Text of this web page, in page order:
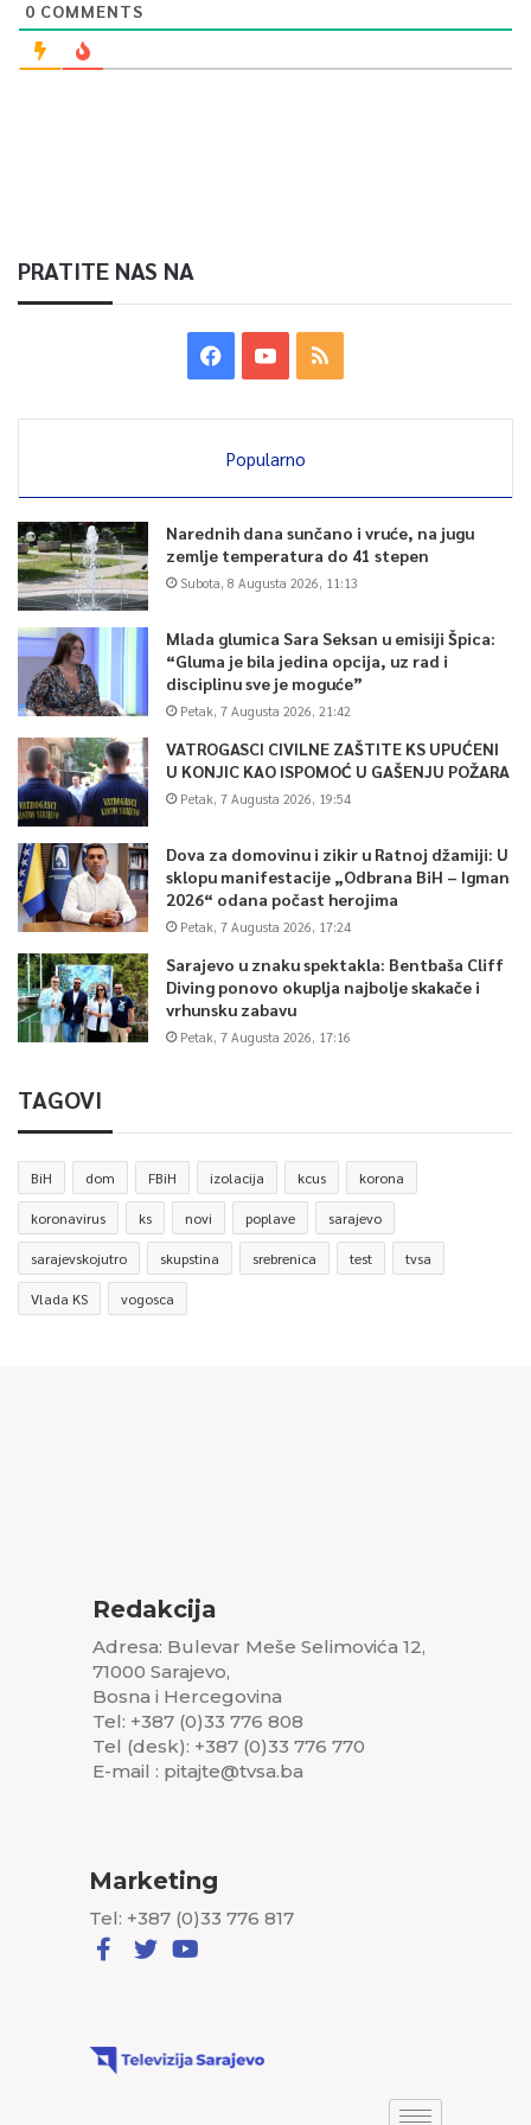
0 COMMENTS
PRATITE NAS NA
Popularno
Narednih dana sunčano i vruće, na jugu
zemlje temperatura do 41 stepen
Subota, 8 Augusta 2026, 11:13
Mlada glumica Sara Seksan u emisiji Špica:
“Gluma je bila jedina opcija, uz rad i
disciplinu sve je moguće”
Petak, 7 Augusta 2026, 21:42
VATROGASCI CIVILNE ZAŠTITE KS UPUĆENI
U KONJIC KAO ISPOMOĆ U GAŠENJU POŽARA
Petak, 7 Augusta 2026, 19:54
Dova za domovinu i zikir u Ratnoj džamiji: U
sklopu manifestacije „Odbrana BiH – Igman
2026“ odana počast herojima
Petak, 7 Augusta 2026, 17:24
Sarajevo u znaku spektakla: Bentbaša Cliff
Diving ponovo okuplja najbolje skakače i
vrhunsku zabavu
Petak, 7 Augusta 2026, 17:16
TAGOVI
BiH dom FBiH izolacija kcus korona
koronavirus ks novi poplave sarajevo
sarajevskojutro skupstina srebrenica test tvsa
Vlada KS vogosca
Redakcija
Adresa: Bulevar Meše Selimovića 12,
71000 Sarajevo,
Bosna i Hercegovina
Tel: +387 (0)33 776 808
Tel (desk): +387 (0)33 776 770
E-mail : pitajte@tvsa.ba
Marketing
Tel: +387 (0)33 776 817